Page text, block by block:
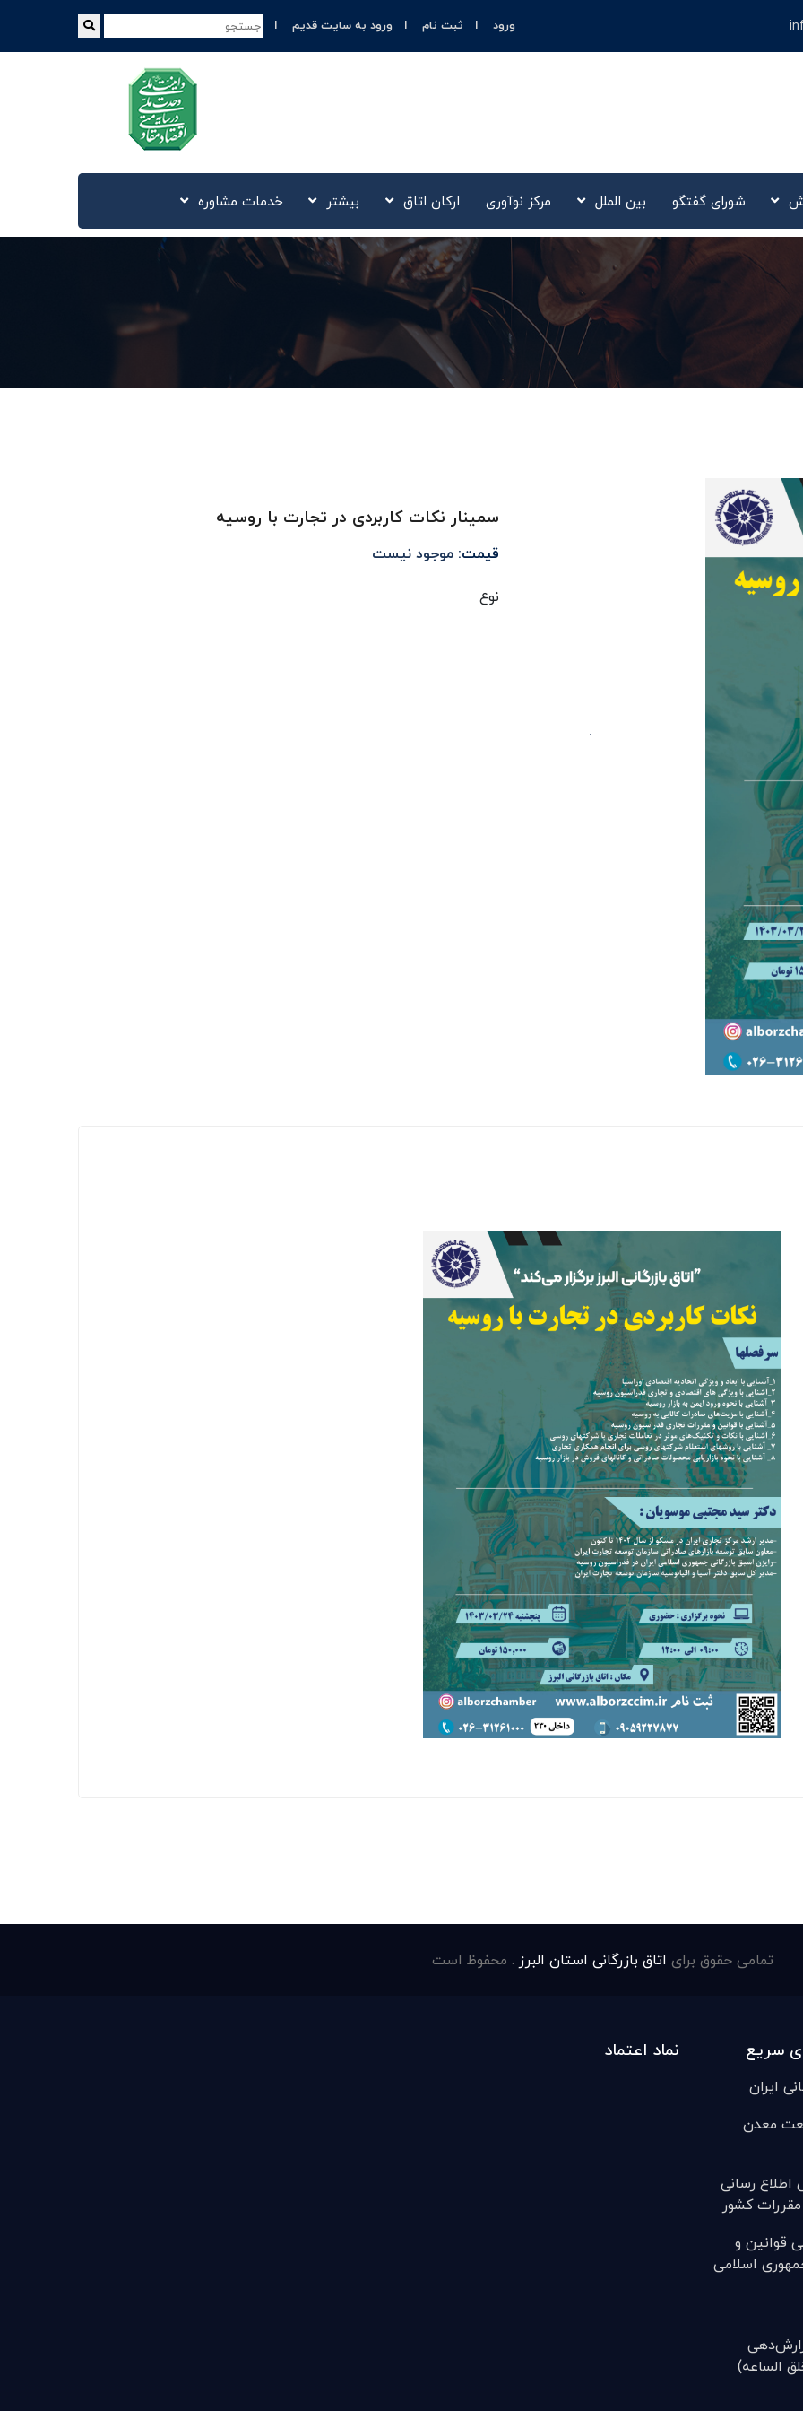
ورود ثبت نام ورود به سایت قدیم
شورای گفتگو بین الملل مرکز نوآوری‌ ارکان اتاق بیشتر خدمات مشاوره
سمینار نکات کاربردی در تجارت با روسیه
قیمت: موجود نیست
نوع
تمامی حقوق برای اتاق بازرگانی استان البرز . محفوظ است
سریع
ایران
معدن
اطلاع رسانی
کشور
قوانين و
اسلامی
الساعه)
نماد اعتماد